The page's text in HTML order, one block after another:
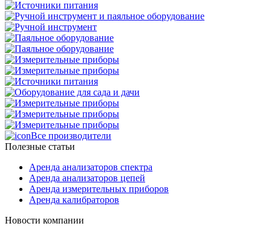
Все производители
Полезные статьи
Аренда анализаторов спектра
Аренда анализаторов цепей
Аренда измерительных приборов
Аренда калибраторов
Новости компании